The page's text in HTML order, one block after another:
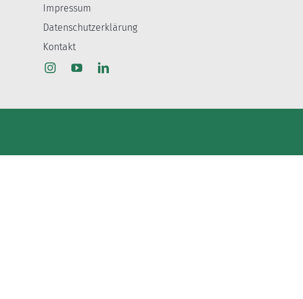
Impressum
Datenschutzerklärung
Kontakt